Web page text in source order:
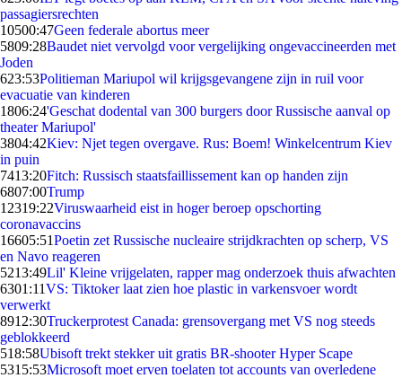
passagiersrechten
10500:47Geen federale abortus meer
5809:28Baudet niet vervolgd voor vergelijking ongevaccineerden met
Joden
623:53Politieman Mariupol wil krijgsgevangene zijn in ruil voor
evacuatie van kinderen
1806:24'Geschat dodental van 300 burgers door Russische aanval op
theater Mariupol'
3804:42Kiev: Njet tegen overgave. Rus: Boem! Winkelcentrum Kiev
in puin
7413:20Fitch: Russisch staatsfaillissement kan op handen zijn
6807:00Trump
12319:22Viruswaarheid eist in hoger beroep opschorting
coronavaccins
16605:51Poetin zet Russische nucleaire strijdkrachten op scherp, VS
en Navo reageren
5213:49Lil' Kleine vrijgelaten, rapper mag onderzoek thuis afwachten
6301:11VS: Tiktoker laat zien hoe plastic in varkensvoer wordt
verwerkt
8912:30Truckerprotest Canada: grensovergang met VS nog steeds
geblokkeerd
518:58Ubisoft trekt stekker uit gratis BR-shooter Hyper Scape
5315:53Microsoft moet erven toelaten tot accounts van overledene